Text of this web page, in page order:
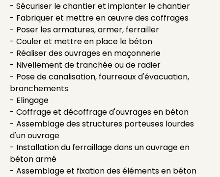
- Sécuriser le chantier et implanter le chantier
- Fabriquer et mettre en œuvre des coffrages
- Poser les armatures, armer, ferrailler
- Couler et mettre en place le béton
- Réaliser des ouvrages en maçonnerie
- Nivellement de tranchée ou de radier
- Pose de canalisation, fourreaux d'évacuation,
branchements
- Elingage
- Coffrage et décoffrage d'ouvrages en béton
- Assemblage des structures porteuses lourdes
d'un ouvrage
- Installation du ferraillage dans un ouvrage en
béton armé
- Assemblage et fixation des éléments en béton